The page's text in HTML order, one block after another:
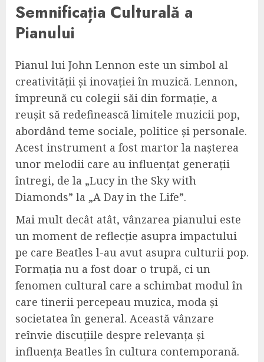
Semnificația Culturală a
Pianului
Pianul lui John Lennon este un simbol al
creativității și inovației în muzică. Lennon,
împreună cu colegii săi din formație, a
reușit să redefinească limitele muzicii pop,
abordând teme sociale, politice și personale.
Acest instrument a fost martor la nașterea
unor melodii care au influențat generații
întregi, de la „Lucy in the Sky with
Diamonds” la „A Day in the Life”.
Mai mult decât atât, vânzarea pianului este
un moment de reflecție asupra impactului
pe care Beatles l-au avut asupra culturii pop.
Formația nu a fost doar o trupă, ci un
fenomen cultural care a schimbat modul în
care tinerii percepeau muzica, moda și
societatea în general. Această vânzare
reînvie discuțiile despre relevanța și
influența Beatles în cultura contemporană.